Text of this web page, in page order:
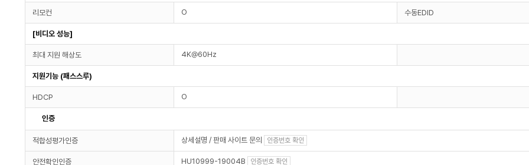
리모컨 O 수동EDID
[비디오 성능]
최대 지원 해상도 4K@60Hz
지원기능 (패스스루)
HDCP O
인증
적합성평가인증 상세설명 / 판매 사이트 문의 인증번호 확인
안전확인인증 HU10999-19004B 인증번호 확인